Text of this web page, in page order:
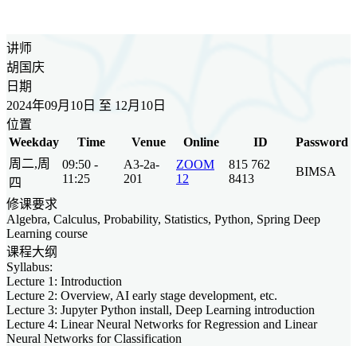
讲师
胡国庆
日期
2024年09月10日 至 12月10日
位置
Weekday
Time Venue Online ID
Password
周二,周
四
09:50 -
11:25
A3-2a-
201
ZOOM
12
815 762
8413
BIMSA
修课要求
Algebra, Calculus, Probability, Statistics, Python, Spring Deep
Learning course
课程大纲
Syllabus:
Lecture 1: Introduction
Lecture 2: Overview, AI early stage development, etc.
Lecture 3: Jupyter Python install, Deep Learning introduction
Lecture 4: Linear Neural Networks for Regression and Linear
Neural Networks for Classification